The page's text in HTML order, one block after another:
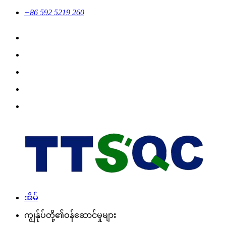
+86 592 5219 260
အိမ်
ကျွန်ုပ်တို့၏ဝန်ဆောင်မှုများ